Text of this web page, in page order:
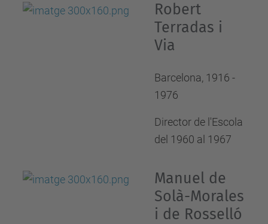
Robert
Terradas i
Via
Barcelona, 1916 -
1976
Director de l'Escola
del 1960 al 1967
Manuel de
Solà-Morales
i de Rosselló